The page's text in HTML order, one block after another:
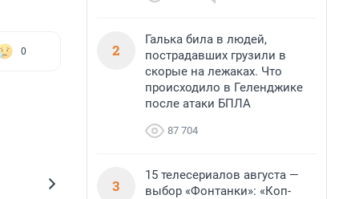
0 2
Галька била в людей,
пострадавших грузили в
скорые на лежаках. Что
происходило в Геленджике
после атаки БПЛА
87 704
3
15 телесериалов августа —
выбор «Фонтанки»: «Коп-